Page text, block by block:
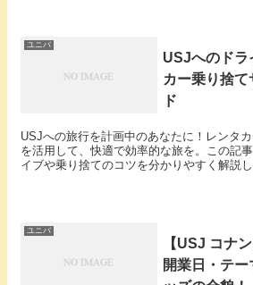
ユニバ
USJへのドラ
カー乗り捨
ド
USJへの旅行を計画中のあなたに！レンタ
を活用して、快適で効率的な旅を。この記
イブや乗り捨てのコツを分かりやすく解説し
ユニバ
【USJ コナ
開業日・テ